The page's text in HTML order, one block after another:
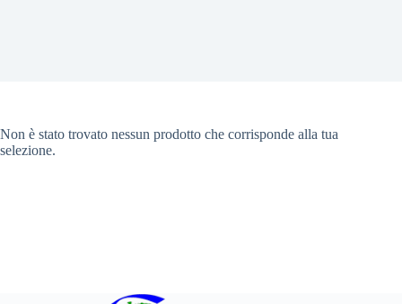
Non è stato trovato nessun prodotto che corrisponde alla tua
selezione.